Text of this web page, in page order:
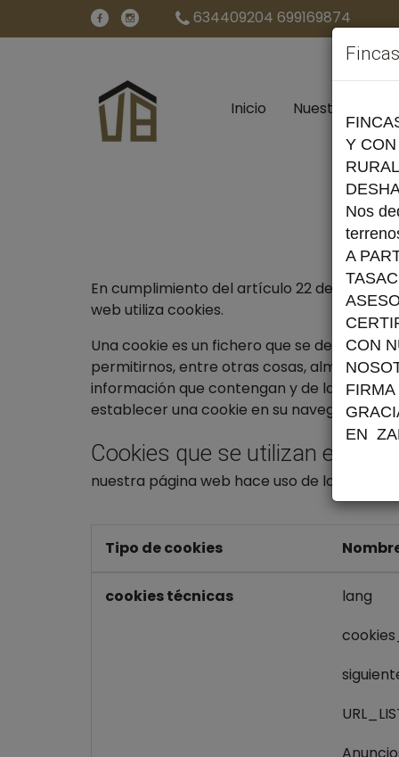
634409204 699169874
Inicio Nuestros
En cumplimiento del artículo 22 de la Ley
web utiliza cookies.
Una cookie es un fichero que se descarga
permitirnos, entre otras cosas, almacenar
información que contengan y de la forma
establecer una cookie en su navegador si
Cookies que se utilizan en
nuestra página web hace uso de los
Tipo de cookies
cookies técnicas
lang
Y
Nos
A
CON
EN